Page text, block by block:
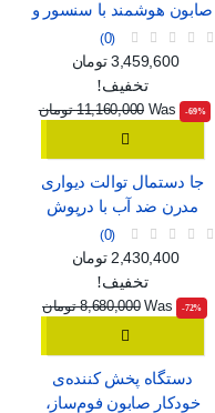
صابون هوشمند با سنسور و
قابلیت تنظیم جریان
0
قیمت عادی
قیمت
3,459,600 تومان
تخفیف!
‎-69%
Was 11,160,000 تومان
جا دستمال توالت دیواری
مدرن ضد آب با درپوش
0
قیمت عادی
قیمت
2,430,400 تومان
تخفیف!
‎-72%
Was 8,680,000 تومان
دستگاه پخش کننده‌ی
خودکار صابون فوم‌ساز،